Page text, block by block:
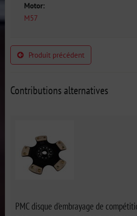
Motor:
M57
Produit précédent
Contributions alternatives
PMC disque d'embrayage de